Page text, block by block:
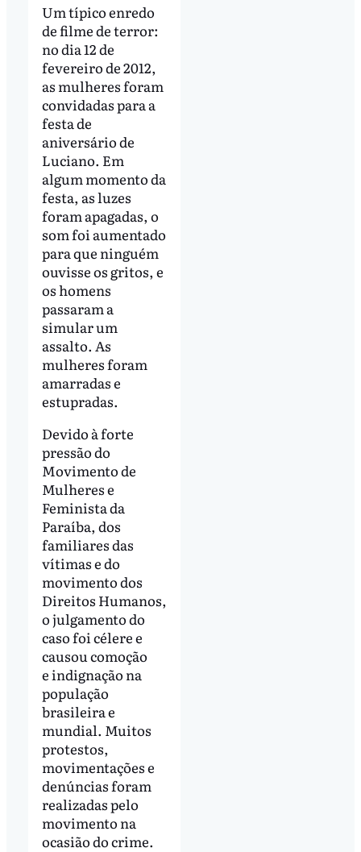
Um típico enredo
de filme de terror:
no dia 12 de
fevereiro de 2012,
as mulheres foram
convidadas para a
festa de
aniversário de
Luciano. Em
algum momento da
festa, as luzes
foram apagadas, o
som foi aumentado
para que ninguém
ouvisse os gritos, e
os homens
passaram a
simular um
assalto. As
mulheres foram
amarradas e
estupradas.
Devido à forte
pressão do
Movimento de
Mulheres e
Feminista da
Paraíba, dos
familiares das
vítimas e do
movimento dos
Direitos Humanos,
o julgamento do
caso foi célere e
causou comoção
e indignação na
população
brasileira e
mundial. Muitos
protestos,
movimentações e
denúncias foram
realizadas pelo
movimento na
ocasião do crime.